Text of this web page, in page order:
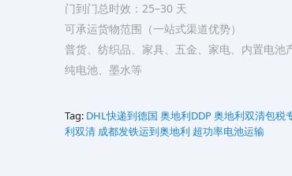
门到门总时效：25–30 天
可承运货物范围（一站式渠道优势）
普货、纺织品、家具、五金、家电、内置电池
纯电池、墨水等
Tag: DHL快递到德国 奥地利DDP奥地利‌‌‌‌‌‌‌‌双清包税
利双清‌‌‌‌ 成都发铁运到奥地利 超功率电池运输